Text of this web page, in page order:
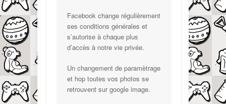
Facebook change régulièrement
ses conditions générales et
s’autorise à chaque plus
d’accès à notre vie privée.
Un changement de paramètrage
et hop toutes vos photos se
retrouvent sur google image.